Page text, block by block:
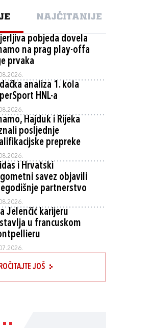
NAJČITANIJE
pobjeda dovela
na prag play-offa
prvaka
analiza 1. kola
HNL-a
Hajduk i Rijeka
posljednje
prepreke
i Hrvatski
savez objavili
partnerstvo
Jelenčić karijeru
u francuskom
JOŠ